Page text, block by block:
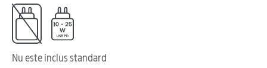
Nu este inclus standard